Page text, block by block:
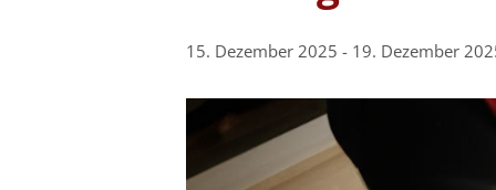
15. Dezember 2025 - 19. Dezember